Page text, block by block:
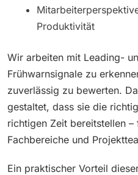
Produktivität
Wir arbeiten mit Leading-
Frühwarnsignale zu
zuverlässig zu bewerten.
gestaltet, dass sie die
richtigen Zeit bereitstellen –
Fachbereiche und
Ein praktischer Vorteil